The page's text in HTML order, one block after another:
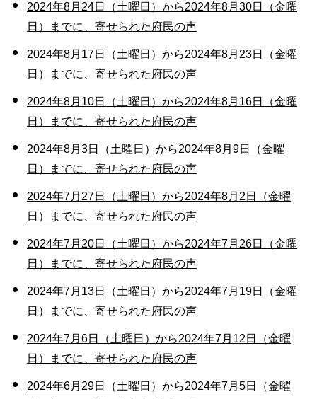
2024年8月24日（土曜日）から2024年8月30日（金曜
日）までに、寄せられた府民の声
2024年8月17日（土曜日）から2024年8月23日（金曜
日）までに、寄せられた府民の声
2024年8月10日（土曜日）から2024年8月16日（金曜
日）までに、寄せられた府民の声
2024年8月3日（土曜日）から2024年8月9日（金曜
日）までに、寄せられた府民の声
2024年7月27日（土曜日）から2024年8月2日（金曜
日）までに、寄せられた府民の声
2024年7月20日（土曜日）から2024年7月26日（金曜
日）までに、寄せられた府民の声
2024年7月13日（土曜日）から2024年7月19日（金曜
日）までに、寄せられた府民の声
2024年7月6日（土曜日）から2024年7月12日（金曜
日）までに、寄せられた府民の声
2024年6月29日（土曜日）から2024年7月5日（金曜